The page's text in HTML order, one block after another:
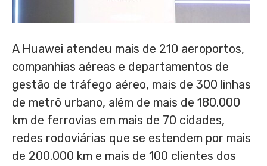
A Huawei atendeu mais de 210 aeroportos,
companhias aéreas e departamentos de
gestão de tráfego aéreo, mais de 300 linhas
de metrô urbano, além de mais de 180.000
km de ferrovias em mais de 70 cidades,
redes rodoviárias que se estendem por mais
de 200.000 km e mais de 100 clientes dos